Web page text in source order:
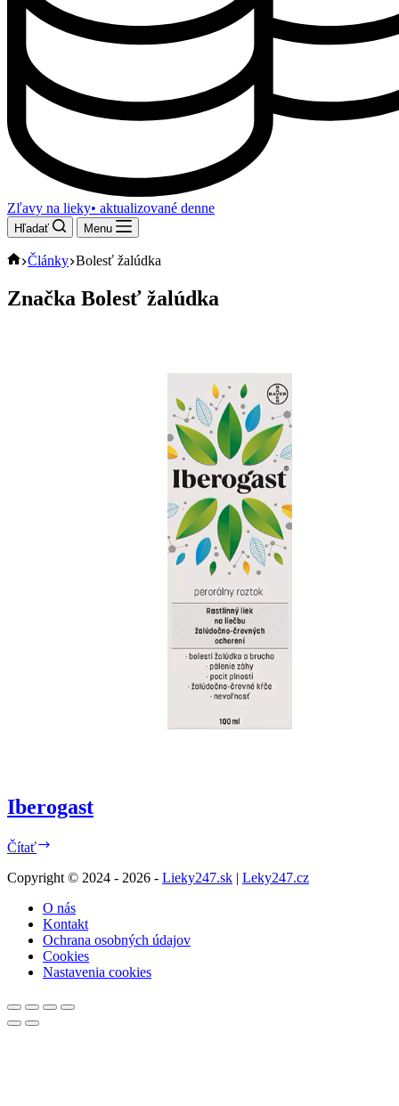
Zľavy na lieky• aktualizované denne
Hľadať Menu
Domov
Články Bolesť žalúdka
Značka Bolesť žalúdka
Iberogast
Čítať
Copyright © 2024 - 2026 - Lieky247.sk | Leky247.cz
O nás
Kontakt
Ochrana osobných údajov
Cookies
Nastavenia cookies